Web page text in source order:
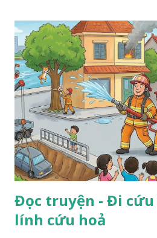
Đọc truyện - Đi cứu
lính cứu hoả